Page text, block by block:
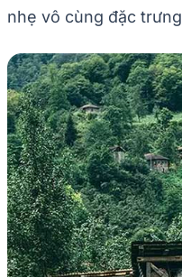
nhẹ vô cùng đặc trưng